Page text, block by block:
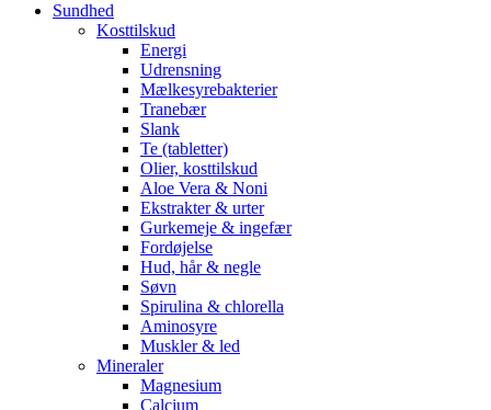
Sundhed
Kosttilskud
Energi
Udrensning
Mælkesyrebakterier
Tranebær
Slank
Te (tabletter)
Olier, kosttilskud
Aloe Vera & Noni
Ekstrakter & urter
Gurkemeje & ingefær
Fordøjelse
Hud, hår & negle
Søvn
Spirulina & chlorella
Aminosyre
Muskler & led
Mineraler
Magnesium
Calcium